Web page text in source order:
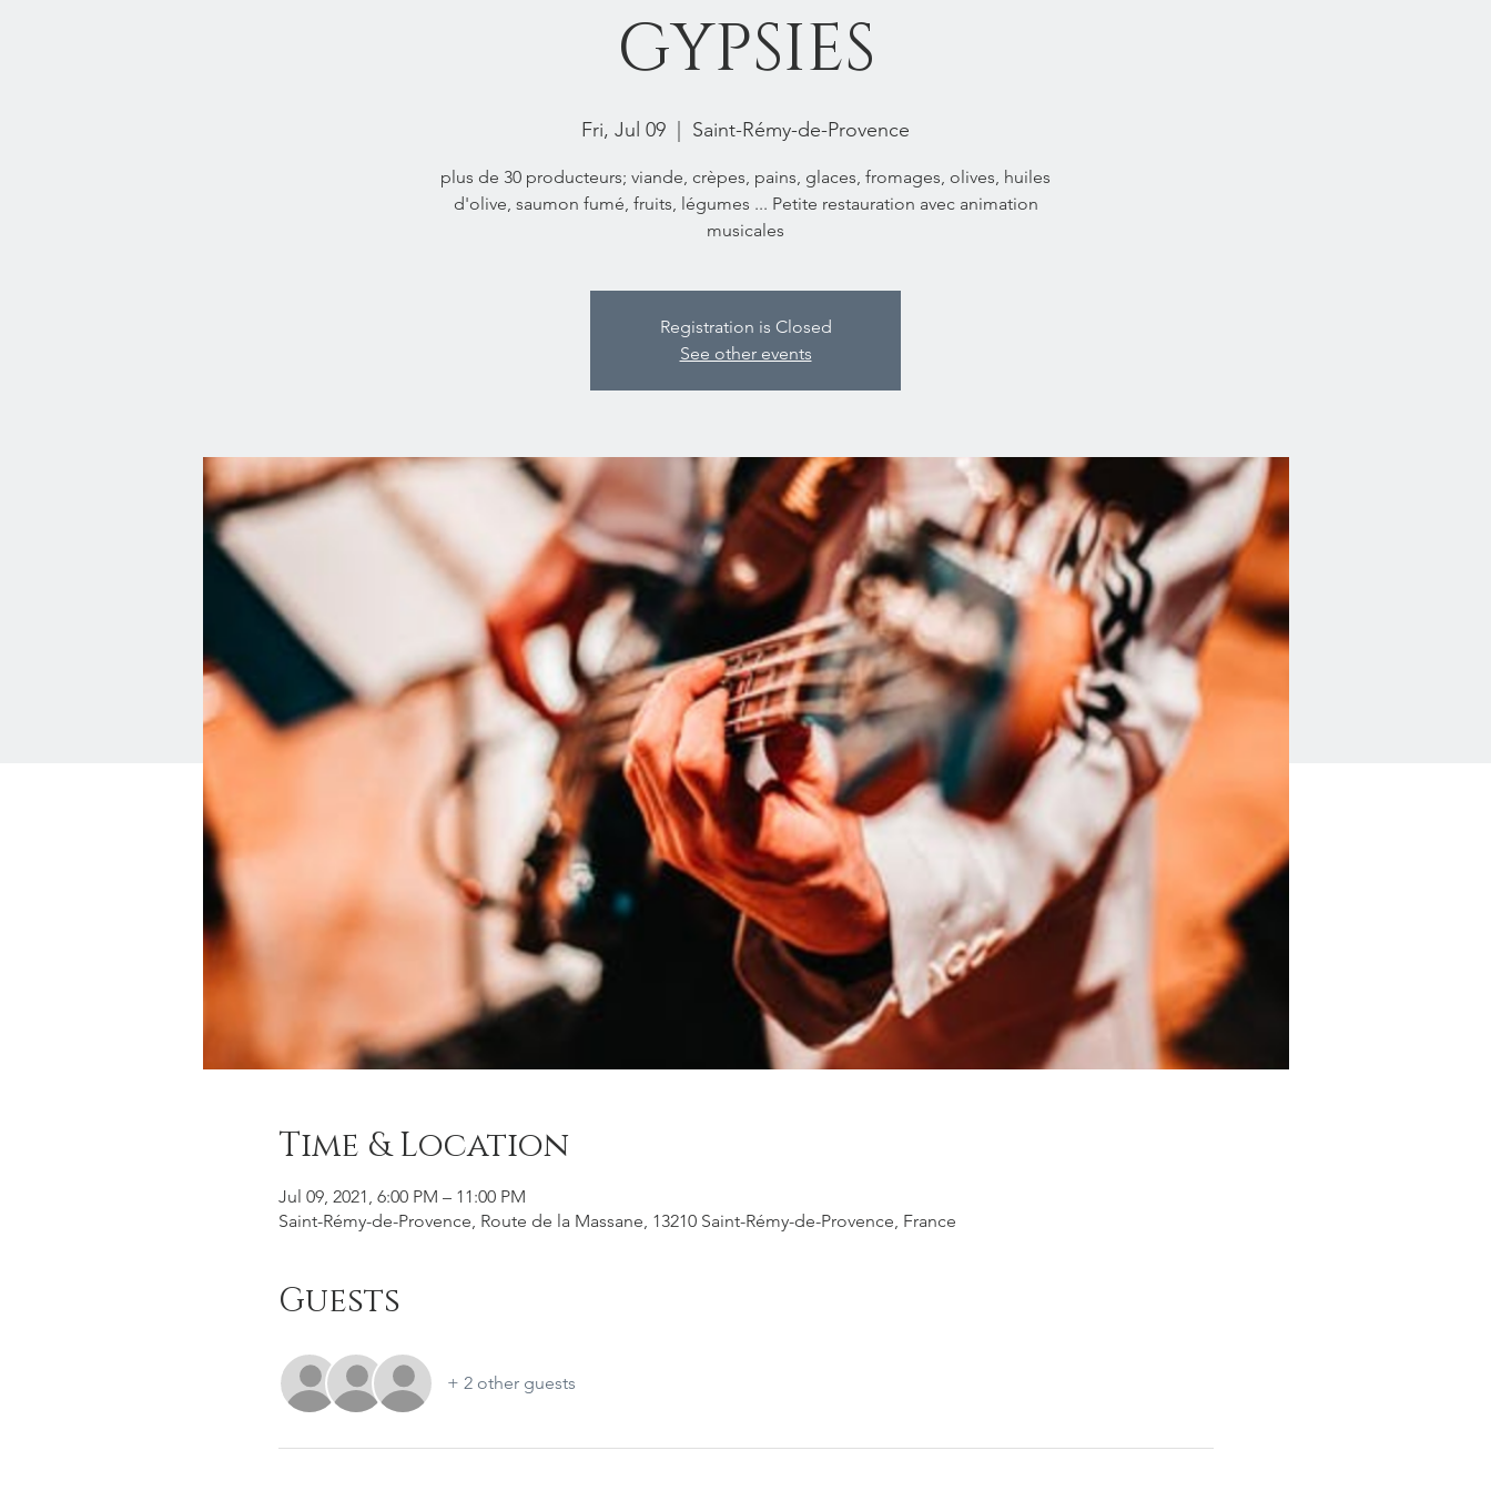
GYPSIES
Fri, Jul 09 Saint-Rémy-de-Provence
plus de 30 producteurs; viande, crèpes, pains, glaces, fromages, olives, huiles
d'olive, saumon fumé, fruits, légumes ... Petite restauration avec animation
musicales
Registration is Closed
See other events
Time & Location
Jul 09, 2021, 6:00 PM – 11:00 PM
Saint-Rémy-de-Provence, Route de la Massane, 13210 Saint-Rémy-de-Provence, France
Guests
+ 2 other guests